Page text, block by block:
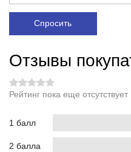
Спросить
Отзывы
Рейтинг пока еще отсутствует
1 балл
2 балла